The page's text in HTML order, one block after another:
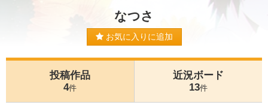
なつさ
お気に入りに追加
投稿作品
4件
近況ボード
13件